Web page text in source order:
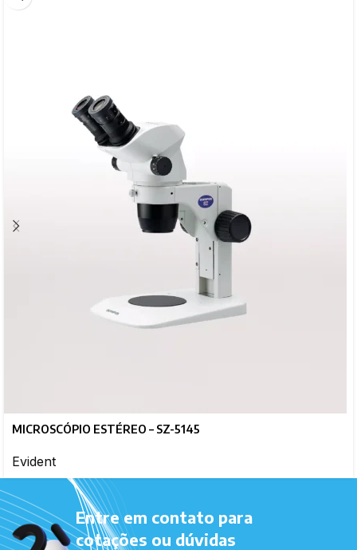
MICROSCÓPIO ESTÉREO – SZ-5145
Evident
Entre em contato para
cotações ou dúvidas